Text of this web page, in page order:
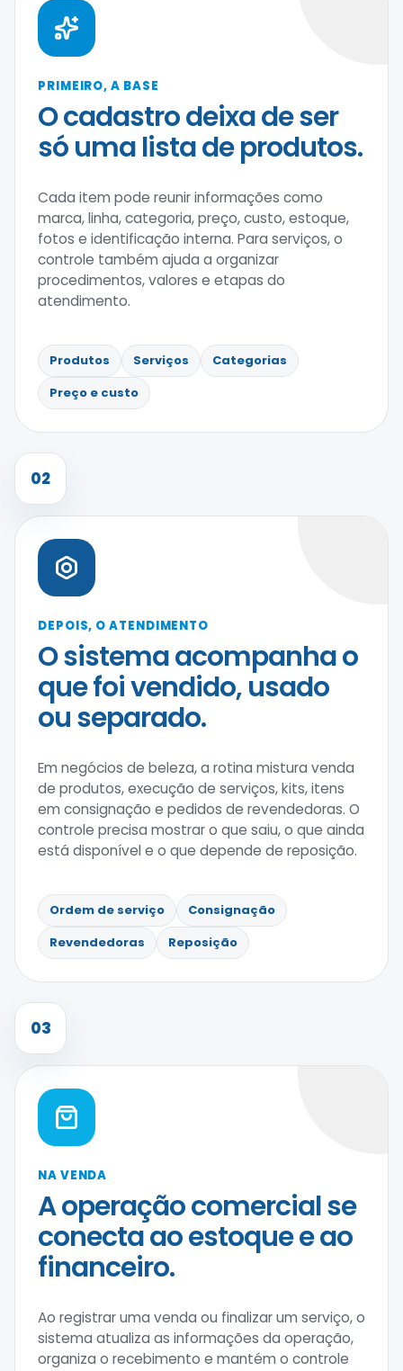
PRIMEIRO, A BASE
O cadastro deixa de ser
só uma lista de produtos.
Cada item pode reunir informações como
marca, linha, categoria, preço, custo, estoque,
fotos e identificação interna. Para serviços, o
controle também ajuda a organizar
procedimentos, valores e etapas do
atendimento.
Produtos Serviços
Categorias
Preço e custo
02
DEPOIS, O ATENDIMENTO
O sistema acompanha o
que foi vendido, usado
ou separado.
Em negócios de beleza, a rotina mistura venda
de produtos, execução de serviços, kits, itens
em consignação e pedidos de revendedoras. O
controle precisa mostrar o que saiu, o que ainda
está disponível e o que depende de reposição.
Ordem de serviço
Consignação
Revendedoras
Reposição
03
NA VENDA
A operação comercial se
conecta ao estoque e ao
financeiro.
Ao registrar uma venda ou finalizar um serviço, o
sistema atualiza as informações da operação,
organiza o recebimento e mantém o controle